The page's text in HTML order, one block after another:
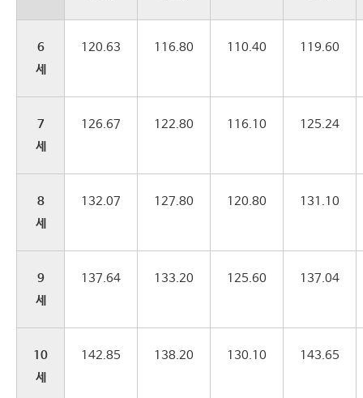
6
세
120.63 116.80 110.40 119.60
7
세
126.67 122.80 116.10 125.24
8
세
132.07 127.80 120.80 131.10
9
세
137.64 133.20 125.60 137.04
10
세
142.85 138.20 130.10 143.65